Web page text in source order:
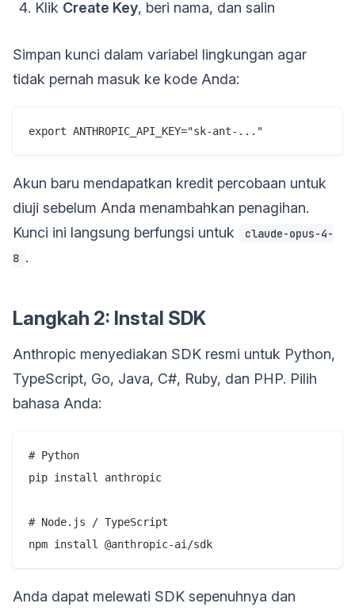
Klik Create Key, beri nama, dan salin
Simpan kunci dalam variabel lingkungan agar
tidak pernah masuk ke kode Anda:
Akun baru mendapatkan kredit percobaan untuk
diuji sebelum Anda menambahkan penagihan.
Kunci ini langsung berfungsi untuk
claude-opus-4-
8 .
Langkah 2: Instal SDK
Anthropic menyediakan SDK resmi untuk Python,
TypeScript, Go, Java, C#, Ruby, dan PHP. Pilih
bahasa Anda:
# Python
pip install anthropic
# Node.js / TypeScript
Anda dapat melewati SDK sepenuhnya dan